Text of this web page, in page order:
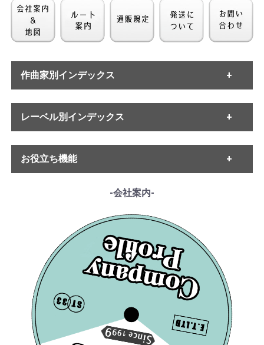
ィーン・コンツェルト
ハウスQt. / ベートーヴ
ェン:弦楽四重奏曲15番
Op.132
¥ 13,200
[Ducretet Thomson] ウ
ィーン・コンツェルト
ハウスQt. / シューベル
ト:弦楽四重奏曲14番
D810 「死と乙女」
¥ 16,500
[WESTMINSTER] ウィ
ーン・コンツェルトハ
ウスQt. / ベートーヴェ
ン:弦楽四重奏曲8番
¥ 27,500
[VÉGA] P.バドゥラ・ス
コダ(pf) ウィーン・コ
ンツェルトハウスQt. /
シューベルト:五重奏曲
「鱒」
¥ 8,800
作曲家別インデックス
・バッハ
・ヘンデル
・モーツァルト
・ハイドン
・ベートーヴェン
・シューベルト
・ワーグナー
・スメタナ
・シュトラウス家
・ブラームス
・サン・サーンス
・チャイコフスキー
・ドヴォルザーク
・グリーグ
・フォーレ
レーベル別インデックス
・ETERNA
・MELODIYA
・DECCA
・PHILIPS
・SUPRAPHON
・クリュブ盤
・マイナー盤/プライベート盤
お役立ち機能
・レコード洗浄ガイド
・単語の説明
・ルート案内
------特集ページ------
・『エテルナの芸術』
・『アナログ期の名匠たち』
・『デジタル録音の夜明け』
・『ソ連のオーケストラ』
-会社案内-